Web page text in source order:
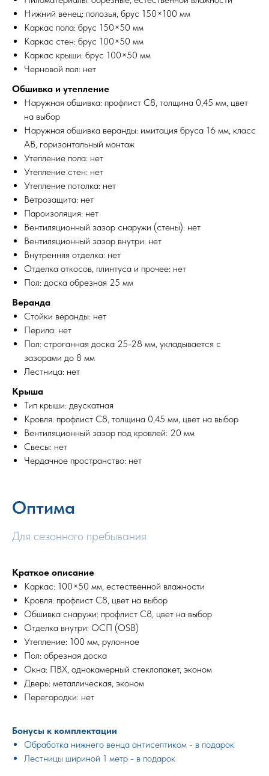
Нижний венец: полозья, брус 150×100 мм
Каркас пола: брус 150×50 мм
Каркас стен: брус 100×50 мм
Каркас крыши: брус 100×50 мм
Черновой пол: нет
Обшивка и утепление
Наружная обшивка: профлист С8, толщина 0,45 мм, цвет
на выбор
Наружная обшивка веранды: имитация бруса 16 мм, класс
АВ, горизонтальный монтаж
Утепление пола: нет
Утепление стен: нет
Утепление потолка: нет
Ветрозащита: нет
Пароизоляция: нет
Вентиляционный зазор снаружи (стены): нет
Вентиляционный зазор внутри: нет
Внутренняя отделка: нет
Отделка откосов, плинтуса и прочее: нет
Пол: доска обрезная 25 мм
Веранда
Стойки веранды: нет
Перила: нет
Пол: строганная доска 25-28 мм, укладывается с
зазорами до 8 мм
Лестница: нет
Крыша
Тип крыши: двускатная
Кровля: профлист С8, толщина 0,45 мм, цвет на выбор
Вентиляционный зазор под кровлей: 20 мм
Свесы: нет
Чердачное пространство: нет
Оптима
Для сезонного пребывания
Краткое описание
Каркас: 100×50 мм, естественной влажности
Кровля: профлист С8, цвет на выбор
Обшивка снаружи: профлист С8, цвет на выбор
Отделка внутри: ОСП (OSB)
Утепление: 100 мм, рулонное
Пол: обрезная доска
Окна: ПВХ, однокамерный стеклопакет, эконом
Дверь: металлическая, эконом
Перегородки: нет
Бонусы к комплектации
Обработка нижнего венца антисептиком - в подарок
Лестницы шириной 1 метр - в подарок